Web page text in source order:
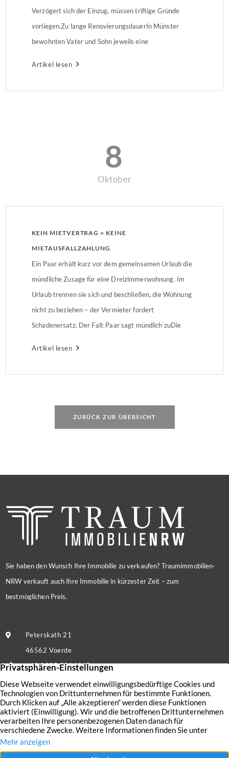
Verzögert sich der Einzug, müssen triftige Gründe
vorliegen.Zu lange RenovierungsdauerIn Münster
bewohnten Vater und Sohn jeweils eine
Artikel lesen
8
Oktober
KEIN MIETVERTRAG = KEINE
MIETAUSFALLZAHLUNG
Ein Paar erhält kurz vor dem gemeinsamen Urlaub die
mündliche Zusage für eine Dreizimmerwohnung. Im
Urlaub trennen sie sich und beschließen, die Wohnung
nicht zu beziehen – der Vermieter fordert
Schadenersatz. Der Fall: Paar sagt mündlich zuDie
Artikel lesen
ZURÜCK ZUR ÜBERSICHT
Sie haben den Wunsch Ihre Immobilie zu verkaufen? Traumimmobilien-
NRW verkauft auch Ihre Immobilie in kürzester Zeit – zum
bestmöglichen Preis.
Peterskath 21
46562 Voerde
+49 2855 9214445
Nachricht senden
Kontakt
Nutzungsbedingungen
Aktuelles
Datenschutz
Immobilien
Impressum